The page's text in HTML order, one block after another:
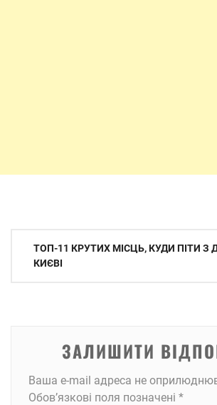
Навігація
записів
ТОП-11 КРУТИХ МІСЦЬ, КУДИ ПІТИ
КИЄВІ
ЗАЛИШИТИ
Ваша e-mail адреса не
Обов’язкові поля позначені *